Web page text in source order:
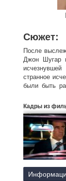
Сюжет:
После
Джон Шугар
странное
были быть
Кадры из